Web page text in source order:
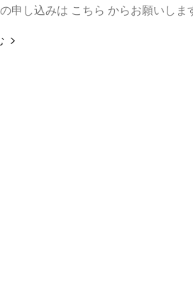
申し込みは こちら からお願いしま